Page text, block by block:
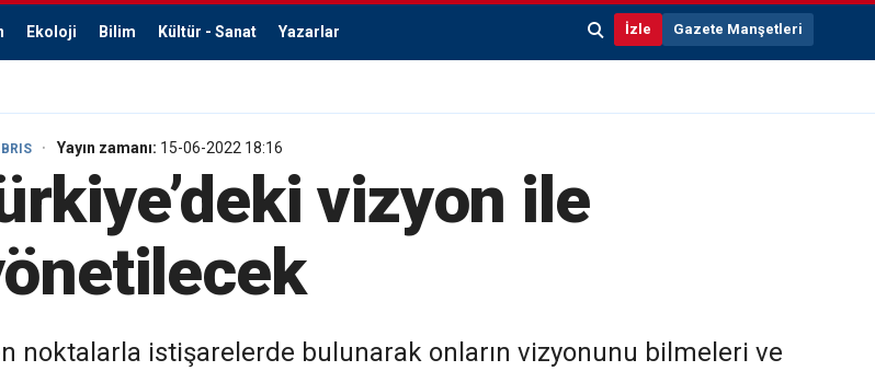
Ekoloji Bilim Kültür - Sanat Yazarlar İzle Gazete Manşetleri
Yayın zamanı: 15-06-2022 18:16
vizyon ile
noktalarla istişarelerde bulunarak onların vizyonunu bilmeleri ve